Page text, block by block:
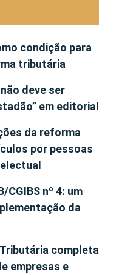
condição para
tributária
deve ser
em editorial
da reforma
por pessoas
CGIBS nº 4: um
da
completa
empresas e